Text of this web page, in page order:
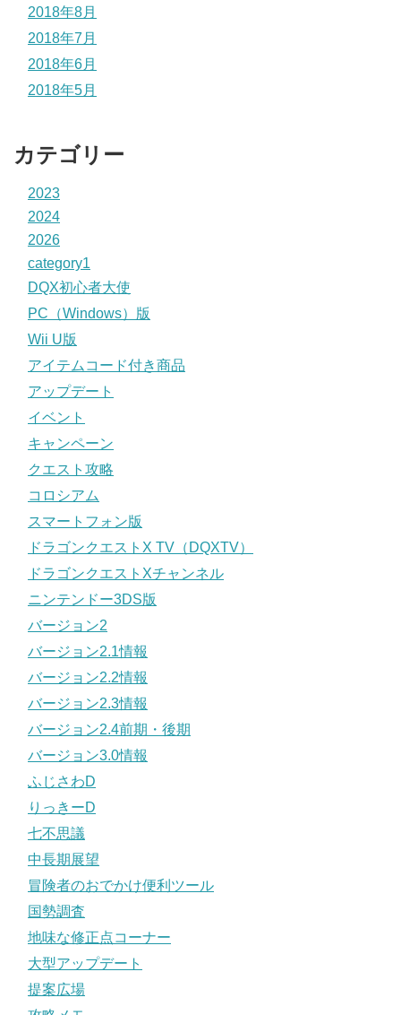
2018年8月
2018年7月
2018年6月
2018年5月
カテゴリー
2023
2024
2026
category1
DQX初心者大使
PC（Windows）版
Wii U版
アイテムコード付き商品
アップデート
イベント
キャンペーン
クエスト攻略
コロシアム
スマートフォン版
ドラゴンクエストX TV（DQXTV）
ドラゴンクエストXチャンネル
ニンテンドー3DS版
バージョン2
バージョン2.1情報
バージョン2.2情報
バージョン2.3情報
バージョン2.4前期・後期
バージョン3.0情報
ふじさわD
りっきーD
七不思議
中長期展望
冒険者のおでかけ便利ツール
国勢調査
地味な修正点コーナー
大型アップデート
提案広場